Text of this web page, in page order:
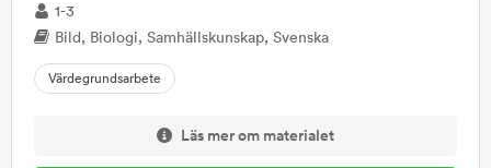
1-3
Bild, Biologi, Samhällskunskap, Svenska
Värdegrundsarbete
Läs mer om materialet